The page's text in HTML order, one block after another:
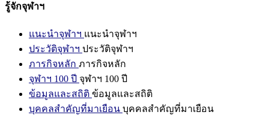
รู้จักจุฬาฯ
แนะนำจุฬาฯ แนะนำจุฬาฯ
ประวัติจุฬาฯ ประวัติจุฬาฯ
ภารกิจหลัก ภารกิจหลัก
จุฬาฯ 100 ปี จุฬาฯ 100 ปี
ข้อมูลและสถิติ ข้อมูลและสถิติ
บุคคลสำคัญที่มาเยือน บุคคลสำคัญที่มาเยือน